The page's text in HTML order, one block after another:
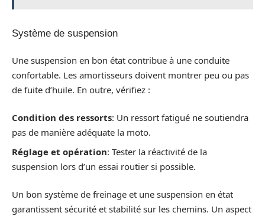
Système de suspension
Une suspension en bon état contribue à une conduite
confortable. Les amortisseurs doivent montrer peu ou pas
de fuite d’huile. En outre, vérifiez :
Condition des ressorts: Un ressort fatigué ne soutiendra
pas de manière adéquate la moto.
Réglage et opération: Tester la réactivité de la
suspension lors d’un essai routier si possible.
Un bon système de freinage et une suspension en état
garantissent sécurité et stabilité sur les chemins. Un aspect